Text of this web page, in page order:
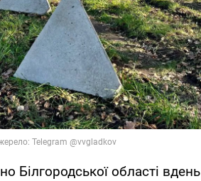
Білгородської області вдень